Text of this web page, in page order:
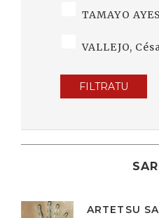
TAMAYO
VALLEJO,
FILTRATU
ARTETSU